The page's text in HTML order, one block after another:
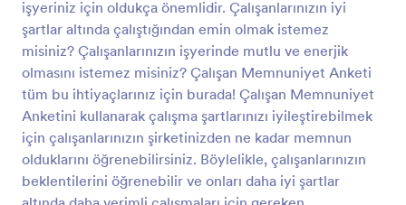
işyeriniz için oldukça önemlidir. Çalışanlarınızın iyi
şartlar altında çalıştığından emin olmak istemez
misiniz? Çalışanlarınızın işyerinde mutlu ve enerjik
olmasını istemez misiniz? Çalışan Memnuniyet Anketi
tüm bu ihtiyaçlarınız için burada! Çalışan Memnuniyet
Anketini kullanarak çalışma şartlarınızı iyileştirebilmek
için çalışanlarınızın şirketinizden ne kadar memnun
olduklarını öğrenebilirsiniz. Böylelikle, çalışanlarınızın
beklentilerini öğrenebilir ve onları daha iyi şartlar
Önizleme